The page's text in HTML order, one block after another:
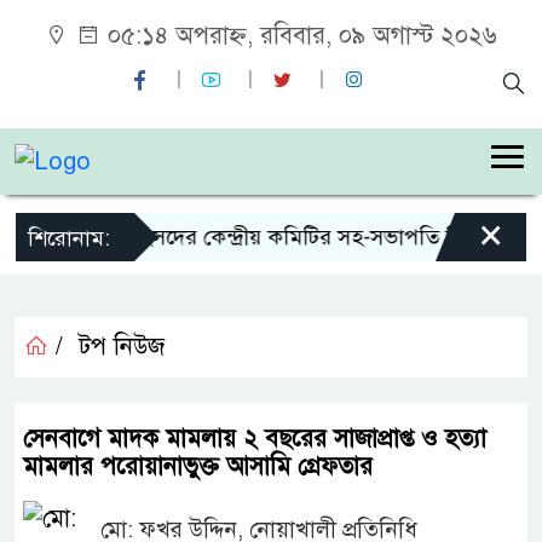
০৫:১৪ অপরাহ্ন, রবিবার, ০৯ অগাস্ট ২০২৬
শিরোনাম:
জিয়া স্মৃতি সংসদের কেন্দ্রীয় কমিটির সহ-সভাপতি নির্বাচিত
×
/ টপ নিউজ
সেনবাগে মাদক মামলায় ২ বছরের সাজাপ্রাপ্ত ও হত্যা
মামলার পরোয়ানাভুক্ত আসামি গ্রেফতার
মো: ফখর উদ্দিন, নোয়াখালী প্রতিনিধি